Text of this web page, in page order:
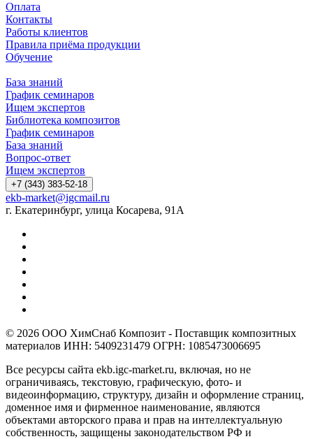
Оплата
Контакты
Работы клиентов
Правила приёма продукции
Обучение
База знаний
График семинаров
Ищем экспертов
Библиотека композитов
График семинаров
База знаний
Вопрос-ответ
Ищем экспертов
+7 (343) 383-52-18
ekb-market@igcmail.ru
г. Екатеринбург, улица Косарева, 91А
© 2026 ООО ХимСнаб Композит - Поставщик композитных
материалов ИНН: 5409231479 ОГРН: 1085473006695
Все ресурсы сайта ekb.igc-market.ru, включая, но не
ограничиваясь, текстовую, графическую, фото- и
видеоинформацию, структуру, дизайн и оформление страниц,
доменное имя и фирменное наименование, являются
объектами авторского права и прав на интеллектуальную
собственность, защищены законодательством РФ и